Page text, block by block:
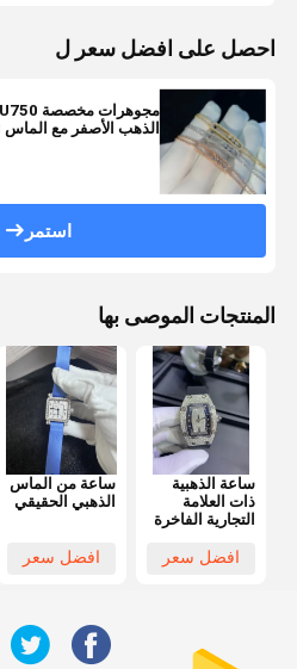
احصل على افضل سعر ل
الذهب الأصفر مع الماس 3 أبعاد سلسلة متحركة
استمر
المنتجات الموصى بها
ساعة الذهبية
ذات العلامة
التجارية الفاخرة
افضل سعر
ساعة من الماس
الذهبي الحقيقي
افضل سعر